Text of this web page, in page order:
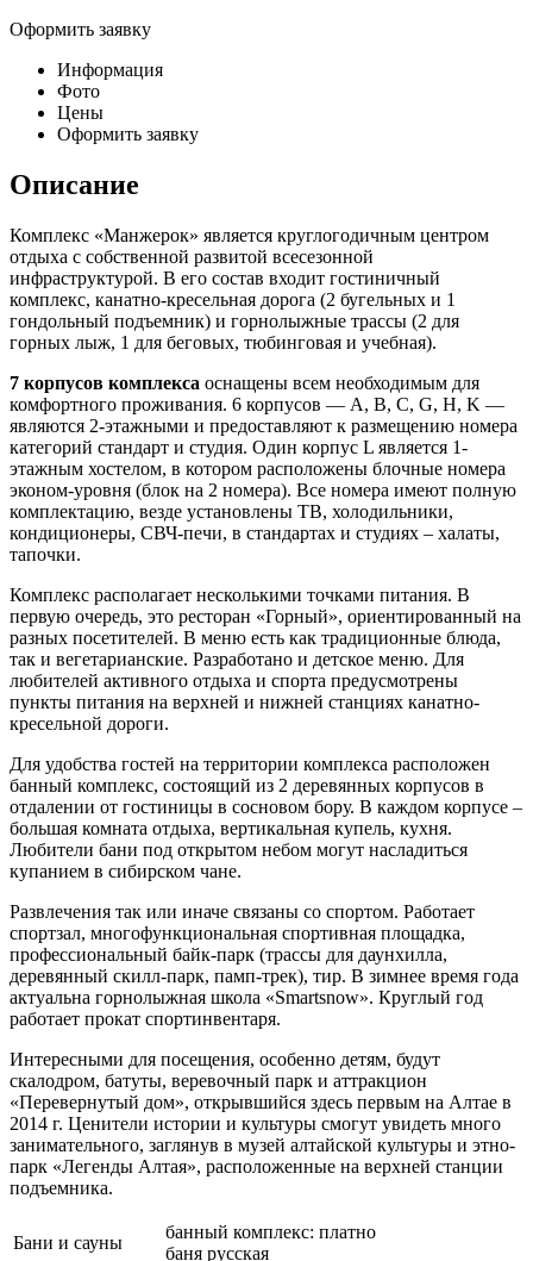
Оформить заявку
Информация
Фото
Цены
Оформить заявку
Описание
Комплекс «Манжерок» является круглогодичным центром
отдыха с собственной развитой всесезонной
инфраструктурой. В его состав входит гостиничный
комплекс, канатно-кресельная дорога (2 бугельных и 1
гондольный подъемник) и горнолыжные трассы (2 для
горных лыж, 1 для беговых, тюбинговая и учебная).
7 корпусов комплекса оснащены всем необходимым для
комфортного проживания. 6 корпусов — А, B, C, G, H, K —
являются 2-этажными и предоставляют к размещению номера
категорий стандарт и студия. Один корпус L является 1-
этажным хостелом, в котором расположены блочные номера
эконом-уровня (блок на 2 номера). Все номера имеют полную
комплектацию, везде установлены ТВ, холодильники,
кондиционеры, СВЧ-печи, в стандартах и студиях – халаты,
тапочки.
Комплекс располагает несколькими точками питания. В
первую очередь, это ресторан «Горный», ориентированный на
разных посетителей. В меню есть как традиционные блюда,
так и вегетарианские. Разработано и детское меню. Для
любителей активного отдыха и спорта предусмотрены
пункты питания на верхней и нижней станциях канатно-
кресельной дороги.
Для удобства гостей на территории комплекса расположен
банный комплекс, состоящий из 2 деревянных корпусов в
отдалении от гостиницы в сосновом бору. В каждом корпусе –
большая комната отдыха, вертикальная купель, кухня.
Любители бани под открытом небом могут насладиться
купанием в сибирском чане.
Развлечения так или иначе связаны со спортом. Работает
спортзал, многофункциональная спортивная площадка,
профессиональный байк-парк (трассы для даунхилла,
деревянный скилл-парк, памп-трек), тир. В зимнее время года
актуальна горнолыжная школа «Smartsnow». Круглый год
работает прокат спортинвентаря.
Интересными для посещения, особенно детям, будут
скалодром, батуты, веревочный парк и аттракцион
«Перевернутый дом», открывшийся здесь первым на Алтае в
2014 г. Ценители истории и культуры смогут увидеть много
занимательного, заглянув в музей алтайской культуры и этно-
парк «Легенды Алтая», расположенные на верхней станции
подъемника.
Бани и сауны
банный комплекс: платно
баня русская